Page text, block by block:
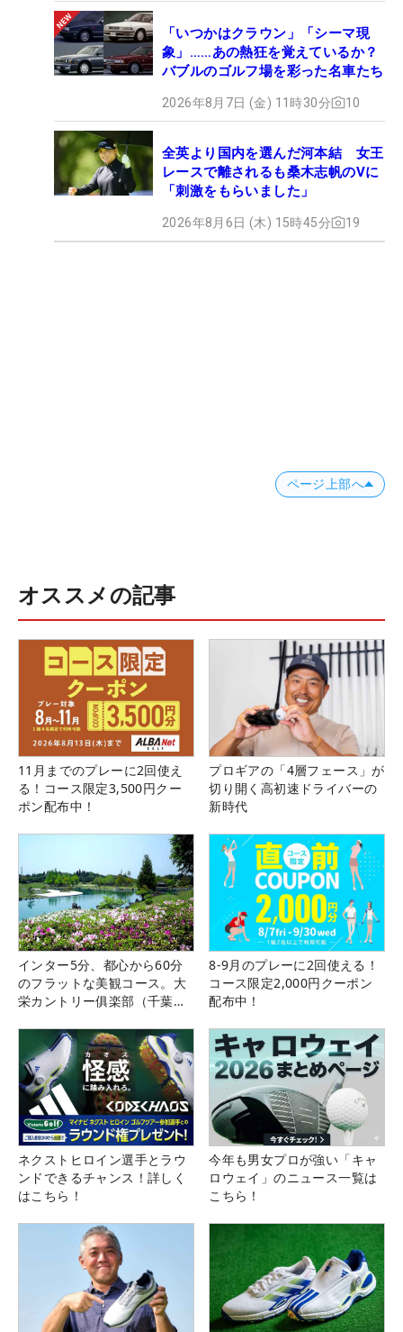
「いつかはクラウン」「シーマ現
象」……あの熱狂を覚えているか？
バブルのゴルフ場を彩った名車たち
2026年8月7日 (金) 11時30分 10
全英より国内を選んだ河本結 女王
レースで離されるも桑木志帆のVに
「刺激をもらいました」
2026年8月6日 (木) 15時45分 19
ページ上部へ
オススメの記事
11月までのプレーに2回使え
る！コース限定3,500円クー
ポン配布中！
プロギアの「4層フェース」が
切り開く高初速ドライバーの
新時代
インター5分、都心から60分
のフラットな美観コース。大
栄カントリー俱楽部（千葉
8-9月のプレーに2回使える！
コース限定2,000円クーポン
配布中！
ネクストヒロイン選手とラウ
ンドできるチャンス！詳しく
はこちら！
今年も男女プロが強い「キャ
ロウェイ」のニュース一覧は
こちら！